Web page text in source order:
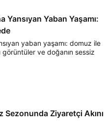
Yansıyan Yaban Yaşamı:
yaban yaşamı: domuz ile
ve doğanın sessiz
Sezonunda Ziyaretçi Akını